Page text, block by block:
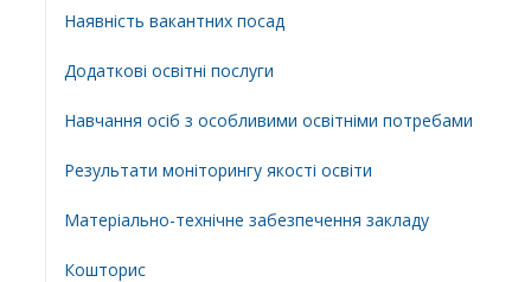
Наявність вакантних посад
Додатковi освiтнi послуги
Навчання осіб з особливими освітніми потребами
Результати моніторингу якості освіти
Матеріально-технічне забезпечення закладу
Кошторис